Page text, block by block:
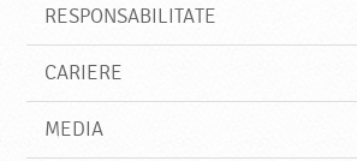
RESPONSABILITATE
CARIERE
MEDIA